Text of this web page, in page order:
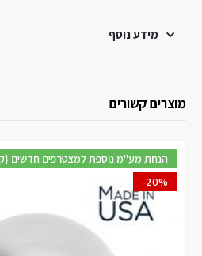
מידע נוסף
מוצרים קשורים
{BF17 קופון} הנחת מע"מ נוספת למצטרפים חדשים
-20%